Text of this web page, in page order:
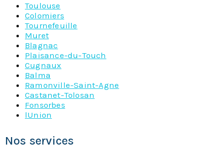
Toulouse
Colomiers
Tournefeuille
Muret
Blagnac
Plaisance-du-Touch
Cugnaux
Balma
Ramonville-Saint-Agne
Castanet-Tolosan
Fonsorbes
lUnion
Nos services